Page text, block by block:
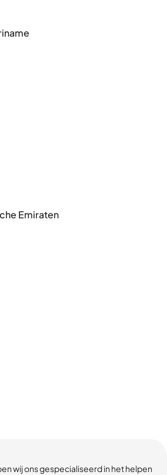
Emiraten
wij ons gespecialiseerd in het helpen